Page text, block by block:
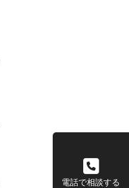
電話で相談する